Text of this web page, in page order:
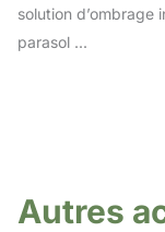
solution d’ombrage
parasol ...
Autres